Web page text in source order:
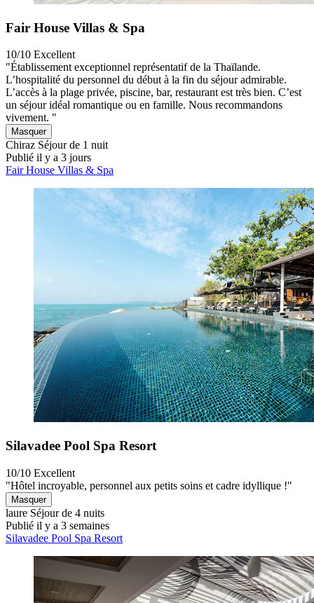
Fair House Villas & Spa
10/10 Excellent
"Établissement exceptionnel représentatif de la Thaïlande.
L’hospitalité du personnel du début à la fin du séjour admirable.
L’accès à la plage privée, piscine, bar, restaurant est très bien. C’est
un séjour idéal romantique ou en famille. Nous recommandons
vivement. "
Masquer
Chiraz Séjour de 1 nuit
Publié il y a 3 jours
Fair House Villas & Spa
Silavadee Pool Spa Resort
10/10 Excellent
"Hôtel incroyable, personnel aux petits soins et cadre idyllique !"
Masquer
laure Séjour de 4 nuits
Publié il y a 3 semaines
Silavadee Pool Spa Resort